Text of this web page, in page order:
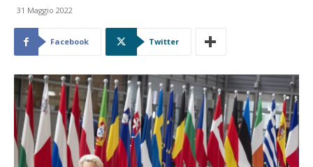
31 Maggio 2022
Facebook Twitter